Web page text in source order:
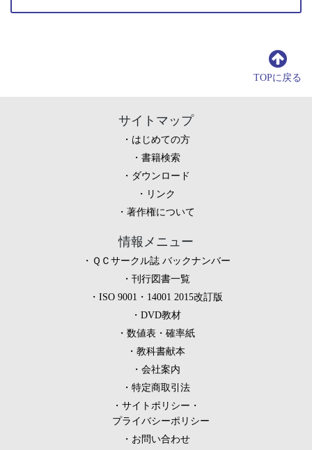
TOPに戻る
サイトマップ
はじめての方
書籍検索
ダウンロード
リンク
著作権について
情報メニュー
ＱＣサークル誌 バックナンバー
刊行図書一覧
ISO 9001・14001 2015改訂版
DVD教材
数値表・確率紙
教科書献本
会社案内
特定商取引法
サイトポリシー・
プライバシーポリシー
お問い合わせ